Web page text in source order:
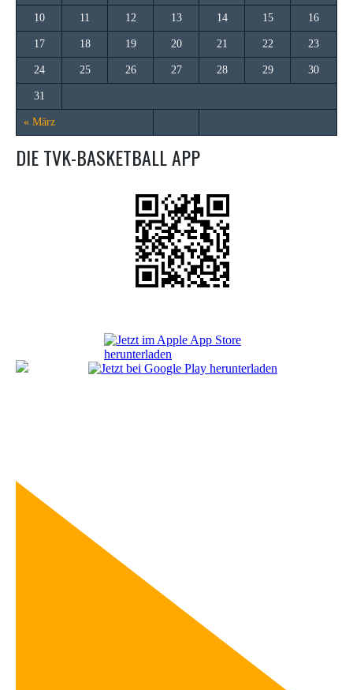
« März
10 11 12 13 14 15 16
17 18 19 20 21 22 23
24 25 26 27 28 29 30
31
DIE TVK-BASKETBALL APP